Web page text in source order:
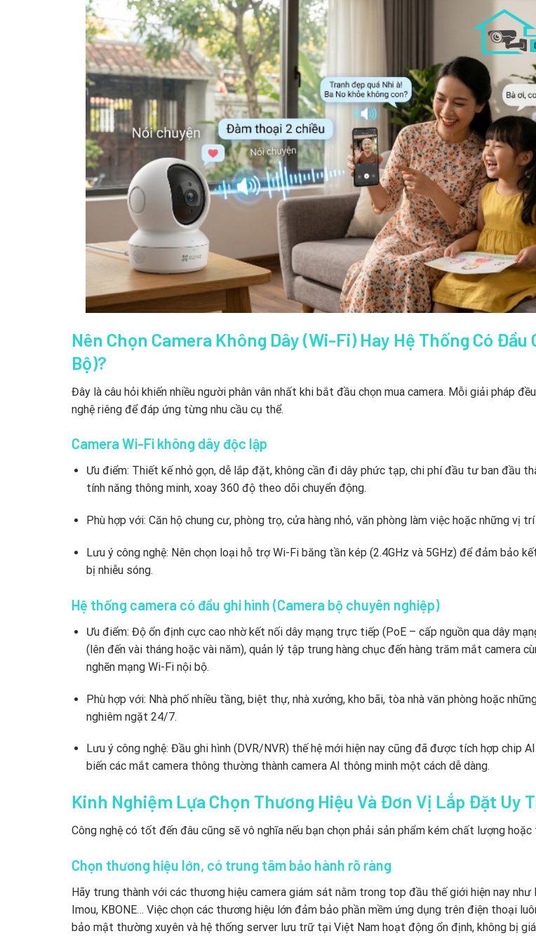
Nên Chọn Camera Không Dây (Wi-Fi) Hay Hệ Thống Có Đầu
Bộ)?
Đây là câu hỏi khiến nhiều người phân vân nhất khi bắt đầu chọn mua camera. Mỗi giải pháp
nghệ riêng để đáp ứng từng nhu cầu cụ thể.
Camera Wi-Fi không dây độc lập
Ưu điểm: Thiết kế nhỏ gọn, dễ lắp đặt, không cần đi dây phức tạp, chi phí đầu tư ban đầu
tính năng thông minh, xoay 360 độ theo dõi chuyển động.
Phù hợp với: Căn hộ chung cư, phòng trọ, cửa hàng nhỏ, văn phòng làm việc hoặc những vị
Lưu ý công nghệ: Nên chọn loại hỗ trợ Wi-Fi băng tần kép (2.4GHz và 5GHz) để đảm bảo
bị nhiễu sóng.
Hệ thống camera có đầu ghi hình (Camera bộ chuyên nghiệp)
Ưu điểm: Độ ổn định cực cao nhờ kết nối dây mạng trực tiếp (PoE – cấp nguồn qua dây
(lên đến vài tháng hoặc vài năm), quản lý tập trung hàng chục đến hàng trăm mắt camera
nghẽn mạng Wi-Fi nội bộ.
Phù hợp với: Nhà phố nhiều tầng, biệt thự, nhà xưởng, kho bãi, tòa nhà văn phòng hoặc
nghiêm ngặt 24/7.
Lưu ý công nghệ: Đầu ghi hình (DVR/NVR) thế hệ mới hiện nay cũng đã được tích hợp chip
biến các mắt camera thông thường thành camera AI thông minh một cách dễ dàng.
Kinh Nghiệm Lựa Chọn Thương Hiệu Và Đơn Vị Lắp Đặt Uy
Công nghệ có tốt đến đâu cũng sẽ vô nghĩa nếu bạn chọn phải sản phẩm kém chất lượng
Chọn thương hiệu lớn, có trung tâm bảo hành rõ ràng
Hãy trung thành với các thương hiệu camera giám sát nằm trong top đầu thế giới hiện nay như
Imou, KBONE… Việc chọn các thương hiệu lớn đảm bảo phần mềm ứng dụng trên điện thoại
bảo mật thường xuyên và hệ thống server lưu trữ tại Việt Nam hoạt động ổn định, không bị